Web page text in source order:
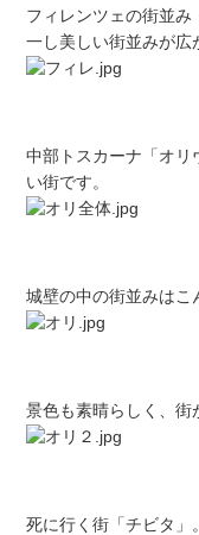
フィレンツェの街並
一し美しい街並みが広
中部トスカーナ「オリ
い街です。
城壁の中の街並みはこ
景色も素晴らしく、街
死に行く街「チビタ」